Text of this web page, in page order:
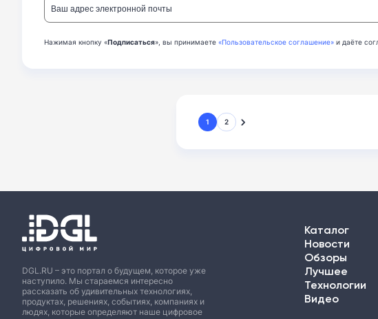
Нажимая кнопку «Подписаться», вы принимаете «Пользовательское соглашение» и даёте
1 2
DGL.RU – это портал о будущем, которое уже
наступило. Мы стараемся интересно
рассказать об удивительных технологиях,
продуктах, решениях, событиях, компаниях и
людях, которые определяют наше цифровое
Каталог
Новости
Обзоры
Лучшее
Технологии
Видео